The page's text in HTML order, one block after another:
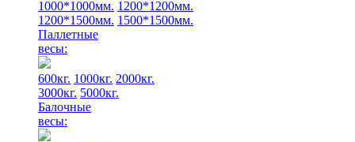
1000*1000мм. 1200*1200мм.
1200*1500мм. 1500*1500мм.
Паллетные
весы:
600кг. 1000кг. 2000кг.
3000кг. 5000кг.
Балочные
весы: